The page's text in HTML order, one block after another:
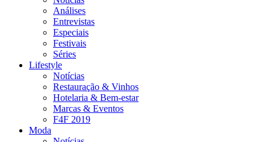
Análises
Entrevistas
Especiais
Festivais
Séries
Lifestyle
Notícias
Restauração & Vinhos
Hotelaria & Bem-estar
Marcas & Eventos
F4F 2019
Moda